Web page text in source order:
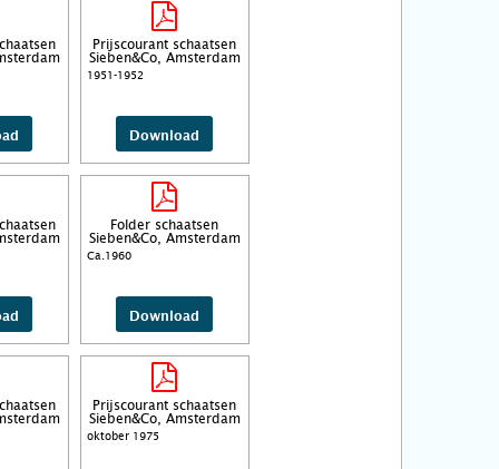
Prijscourant schaatsen
Sieben&Co, Amsterdam
1951-1952
Download
Folder schaatsen
Sieben&Co, Amsterdam
Ca.1960
Download
Prijscourant schaatsen
Sieben&Co, Amsterdam
oktober 1975